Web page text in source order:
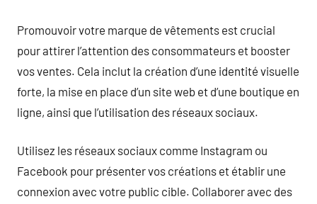
Promouvoir votre marque de vêtements est crucial
pour attirer l’attention des consommateurs et booster
vos ventes. Cela inclut la création d’une identité visuelle
forte, la mise en place d’un site web et d’une boutique en
ligne, ainsi que l’utilisation des réseaux sociaux.
Utilisez les réseaux sociaux comme Instagram ou
Facebook pour présenter vos créations et établir une
connexion avec votre public cible. Collaborer avec des